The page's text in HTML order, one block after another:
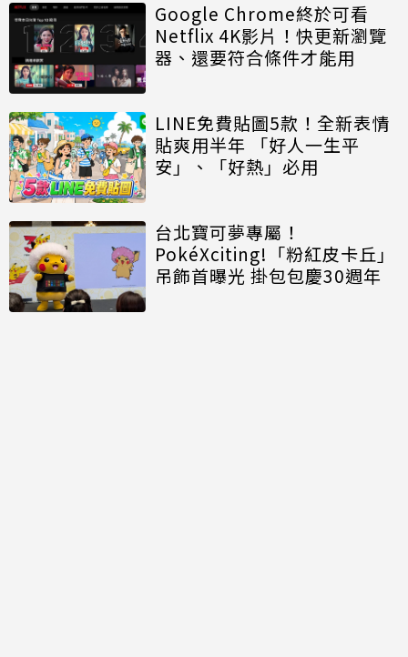
Google Chrome終於可看
Netflix 4K影片！快更新瀏覽
器、還要符合條件才能用
LINE免費貼圖5款！全新表情
貼爽用半年 「好人一生平
安」、「好熱」必用
台北寶可夢專屬！
PokéXciting!「粉紅皮卡丘」
吊飾首曝光 掛包包慶30週年